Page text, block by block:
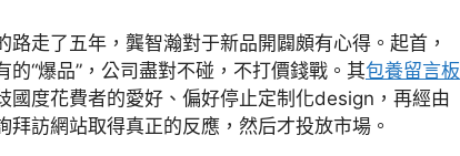
路走了五年，龔智瀚對于新品開闢頗有心得。起首，
的“爆品”，公司盡對不碰，不打價錢戰。其包養留言板
國度花費者的愛好、偏好停止定制化design，再經由
拜訪網站取得真正的反應，然后才投放市場。